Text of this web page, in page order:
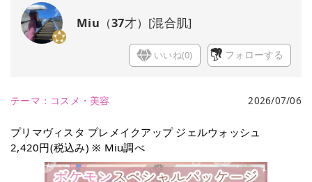
Miu （37才） [混合肌]
いいね(0) フォローする
テーマ： コスメ・美容 2026/07/06
プリマヴィスタ プレメイクアップ ジェルウォッシュ
2,420円(税込み) ※ Miu調べ